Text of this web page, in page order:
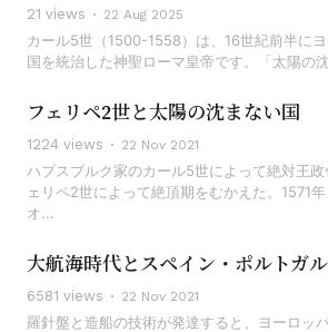
21 views 22 Aug 2025
カール5世（1500-1558）は、16世紀前半に
国を統治した神聖ローマ皇帝です。「太陽の
フェリペ2世と太陽の沈まない国
1224 views 22 Nov 2021
ハプスブルク家のカール5世によって絶対王
ェリペ2世によって絶頂期をむかえた。1571
オ...
大航海時代とスペイン・ポルトガ
6581 views 22 Nov 2021
羅針盤と造船の技術が発達すると、ヨーロッ